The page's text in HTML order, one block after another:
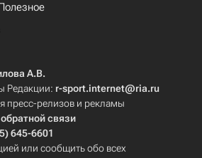
А.В.
Редакции: r-sport.internet@ria.ru
пресс-релизов и рекламы
связи
645-6601
или сообщить обо всех